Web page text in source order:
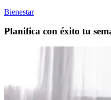
Bienestar
Planifica con éxito tu